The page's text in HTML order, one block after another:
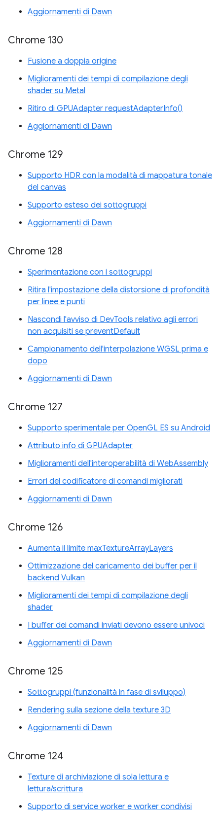
Aggiornamenti di Dawn
Chrome 130
Fusione a doppia origine
Miglioramenti dei tempi di compilazione degli
shader su Metal
Ritiro di GPUAdapter requestAdapterInfo()
Aggiornamenti di Dawn
Chrome 129
Supporto HDR con la modalità di mappatura tonale
del canvas
Supporto esteso dei sottogruppi
Aggiornamenti di Dawn
Chrome 128
Sperimentazione con i sottogruppi
Ritira l'impostazione della distorsione di profondità
per linee e punti
Nascondi l'avviso di DevTools relativo agli errori
non acquisiti se preventDefault
Campionamento dell'interpolazione WGSL prima e
dopo
Aggiornamenti di Dawn
Chrome 127
Supporto sperimentale per OpenGL ES su Android
Attributo info di GPUAdapter
Miglioramenti dell'interoperabilità di WebAssembly
Errori del codificatore di comandi migliorati
Aggiornamenti di Dawn
Chrome 126
Aumenta il limite maxTextureArrayLayers
Ottimizzazione del caricamento dei buffer per il
backend Vulkan
Miglioramenti dei tempi di compilazione degli
shader
I buffer dei comandi inviati devono essere univoci
Aggiornamenti di Dawn
Chrome 125
Sottogruppi (funzionalità in fase di sviluppo)
Rendering sulla sezione della texture 3D
Aggiornamenti di Dawn
Chrome 124
Texture di archiviazione di sola lettura e
lettura/scrittura
Supporto di service worker e worker condivisi